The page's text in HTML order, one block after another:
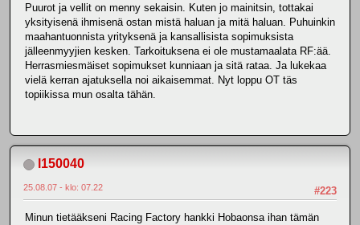
Puurot ja vellit on menny sekaisin. Kuten jo mainitsin, tottakai
yksityisenä ihmisenä ostan mistä haluan ja mitä haluan. Puhuinkin
maahantuonnista yrityksenä ja kansallisista sopimuksista
jälleenmyyjien kesken. Tarkoituksena ei ole mustamaalata RF:ää.
Herrasmiesmäiset sopimukset kunniaan ja sitä rataa. Ja lukekaa
vielä kerran ajatuksella noi aikaisemmat. Nyt loppu OT täs
topiikissa mun osalta tähän.
l150040
#223
25.08.07 - klo: 07.22
Minun tietääkseni Racing Factory hankki Hobaonsa ihan tämän